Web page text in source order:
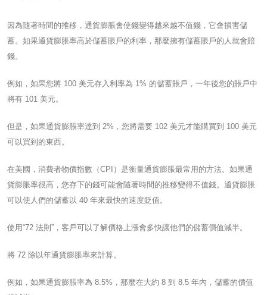
因為隨著時間的推移，通貨膨脹會使錢變得越來越不值錢，它會損害儲
蓄。如果通貨膨脹率高於儲蓄賬戶的利率，那麼擁有儲蓄賬戶的人就會賠
錢。
例如，如果您將 100 美元存入利率為 1% 的儲蓄賬戶，一年後您的賬戶中
將有 101 美元。
但是，如果通貨膨脹率達到 2%，您將需要 102 美元才能購買到 100 美元
可以買到的東西。
在美國，消費者物價指數（CPI）是衡量通貨膨脹最常用的方法。如果通
貨膨脹率很高，您存下的錢可能會隨著時間的推移變得不值錢。通貨膨脹
可以使人們的儲蓄以 40 年來最快的速度貶值。
使用“72 法則”，客戶可以了解價格上漲會多快讓他們的儲蓄價值減半。
將 72 除以年通貨膨脹率來計算。
例如，如果通貨膨脹率為 8.5%，那麼在大約 8 到 8.5 年內，儲蓄的價值